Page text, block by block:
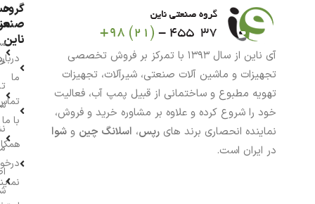
آی ناین از سال ۱۳۹۳ با تمرکز بر فروش تخصصی
تجهیزات و ماشین آلات صنعتی، شیرآلات، تجهیزات
تهویه مطبوع و ساختمانی از قبیل پمپ آب، فعالیت
خود را شروع کرده و علاوه بر مشاوره خرید و فروش،
نماینده انحصاری برند های رپس، اسلانگ چین و شوا
در ایران است.
گروه
ناین
ما
با ما